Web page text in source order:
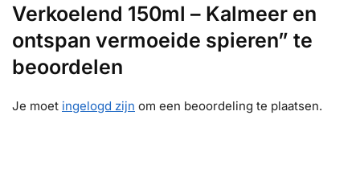
Verkoelend 150ml – Kalmeer en
ontspan vermoeide spieren” te
beoordelen
Je moet ingelogd zijn om een beoordeling te plaatsen.